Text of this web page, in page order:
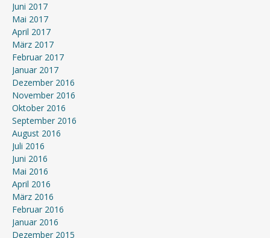
Juni 2017
Mai 2017
April 2017
März 2017
Februar 2017
Januar 2017
Dezember 2016
November 2016
Oktober 2016
September 2016
August 2016
Juli 2016
Juni 2016
Mai 2016
April 2016
März 2016
Februar 2016
Januar 2016
Dezember 2015